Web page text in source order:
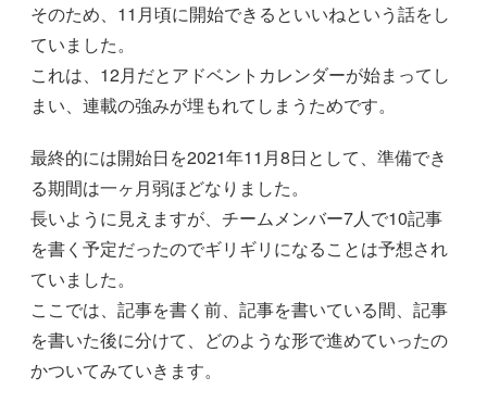
そのため、11月頃に開始できるといいねという話をし
ていました。
これは、12月だとアドベントカレンダーが始まってし
まい、連載の強みが埋もれてしまうためです。
最終的には開始日を2021年11月8日として、準備でき
る期間は一ヶ月弱ほどなりました。
長いように見えますが、チームメンバー7人で10記事
を書く予定だったのでギリギリになることは予想され
ていました。
ここでは、記事を書く前、記事を書いている間、記事
を書いた後に分けて、どのような形で進めていったの
かついてみていきます。